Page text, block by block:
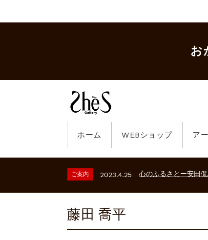
お
ホーム WEBショップ ア
ご案内 2023.2.25 ギャラリーシーズ「
2026.2.17 砂澤ビッキ展 －砂澤
ご案内 2023.2.25 ギャラリーシーズ「
ご案内 2023.2.25
藤田 喬平